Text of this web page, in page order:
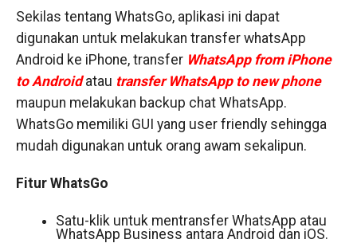
Sekilas tentang WhatsGo, aplikasi ini dapat
digunakan untuk melakukan transfer whatsApp
Android ke iPhone, transfer WhatsApp from iPhone
to Androidatau transfer WhatsApp to new phone
maupun melakukan backup chat WhatsApp.
WhatsGo memiliki GUI yang user friendly sehingga
mudah digunakan untuk orang awam sekalipun.
Fitur WhatsGo
Satu-klik untuk mentransfer WhatsApp atau
WhatsApp Business antara Android dan iOS.